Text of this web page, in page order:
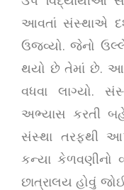
આવતાં સંસ્થાએ
ઉજવ્યો. જેનો
થયો છે તેમાં છે. આ
વધવા લાગ્યો.
અભ્યાસ કરતી
સંસ્થા તરફથી
કન્યા કેળવણીનો
છાત્રાલય હોવું